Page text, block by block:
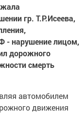
гр. Т.Р.Исеева,
- нарушение лицом,
дорожного
смерть
автомобилем
движения